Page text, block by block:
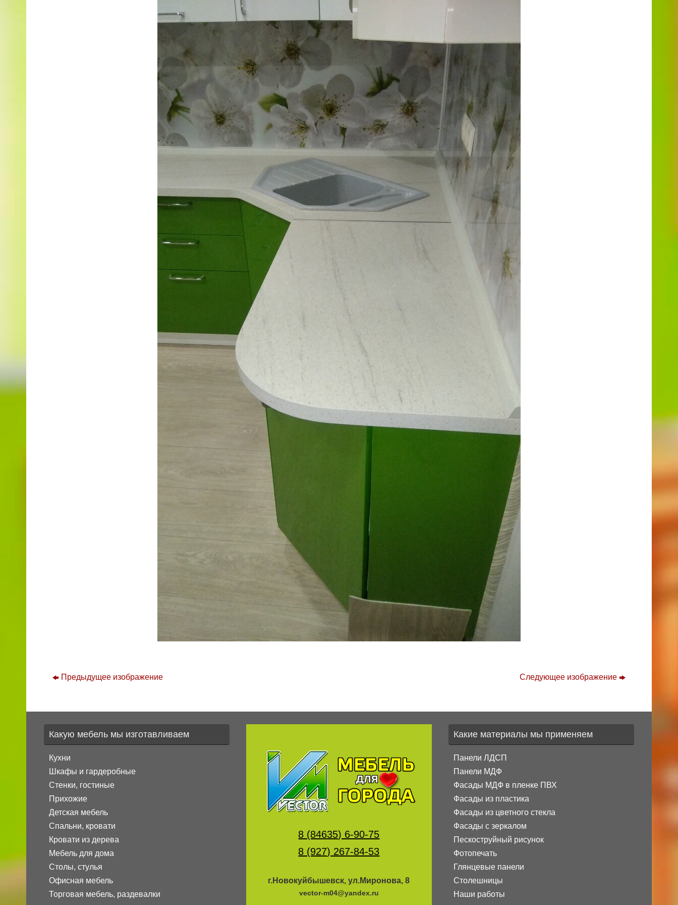
Предыдущее изображение Следующее изображение
Какую мебель мы изготавливаем
Кухни
Шкафы и гардеробные
Стенки, гостиные
Прихожие
Детская мебель
Спальни, кровати
Кровати из дерева
Мебель для дома
Столы, стулья
Офисная мебель
Торговая мебель, раздевалки
8 (84635) 6-90-75
8 (927) 267-84-53
г.Новокуйбышевск, ул.Миронова, 8
vector-m04@yandex.ru
Какие материалы мы применяем
Панели ЛДСП
Панели МДФ
Фасады МДФ в пленке ПВХ
Фасады из пластика
Фасады из цветного стекла
Фасады с зеркалом
Пескоструйный рисунок
Фотопечать
Глянцевые панели
Столешницы
Наши работы